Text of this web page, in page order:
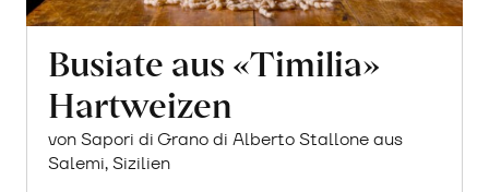
Busiate aus «Timilia»
Hartweizen
von Sapori di Grano di Alberto Stallone aus
Salemi, Sizilien